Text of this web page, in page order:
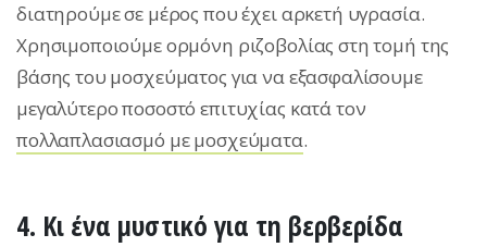
διατηρούμε σε μέρος που έχει αρκετή υγρασία.
Χρησιμοποιούμε ορμόνη ριζοβολίας στη τομή της
βάσης του μοσχεύματος για να εξασφαλίσουμε
μεγαλύτερο ποσοστό επιτυχίας κατά τον
πολλαπλασιασμό με μοσχεύματα.
4. Κι ένα μυστικό για τη βερβερίδα